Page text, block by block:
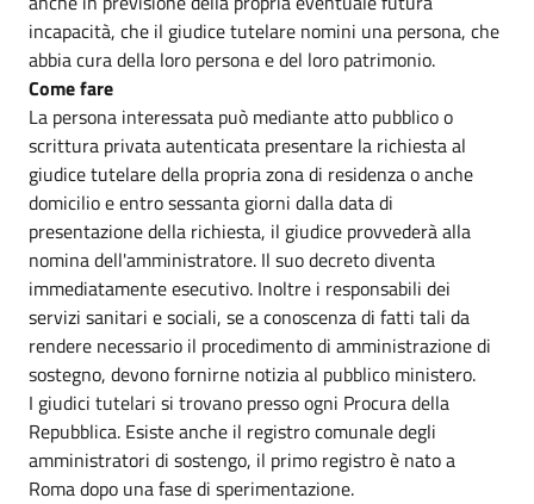
incapacità, che il giudice tutelare nomini una persona, che
abbia cura della loro persona e del loro patrimonio.
Come fare
La persona interessata può mediante atto pubblico o
scrittura privata autenticata presentare la richiesta al
giudice tutelare della propria zona di residenza o anche
domicilio e entro sessanta giorni dalla data di
presentazione della richiesta, il giudice provvederà alla
nomina dell'amministratore. Il suo decreto diventa
immediatamente esecutivo. Inoltre i responsabili dei
servizi sanitari e sociali, se a conoscenza di fatti tali da
rendere necessario il procedimento di amministrazione di
sostegno, devono fornirne notizia al pubblico ministero.
I giudici tutelari si trovano presso ogni Procura della
Repubblica. Esiste anche il registro comunale degli
amministratori di sostengo, il primo registro è nato a
Roma dopo una fase di sperimentazione.